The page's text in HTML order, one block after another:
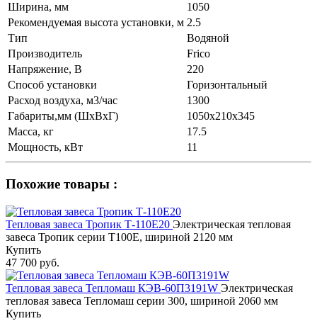
Ширина, мм
1050
Рекомендуемая высота установки, м 2.5
Тип
Водяной
Производитель
Frico
Напряжение, В
220
Способ установки
Горизонтальный
Расход воздуха, м3/час
1300
Габариты,мм (ШхВхГ)
1050x210x345
Масса, кг
17.5
Мощность, кВт
11
Похожие товары :
Тепловая завеса Тропик Т-110Е20 Электрическая тепловая
завеса Тропик серии Т100Е, шириной 2120 мм
Купить
47 700 руб.
Тепловая завеса Тепломаш КЭВ-60П3191W Электрическая
тепловая завеса Тепломаш серии 300, шириной 2060 мм
Купить